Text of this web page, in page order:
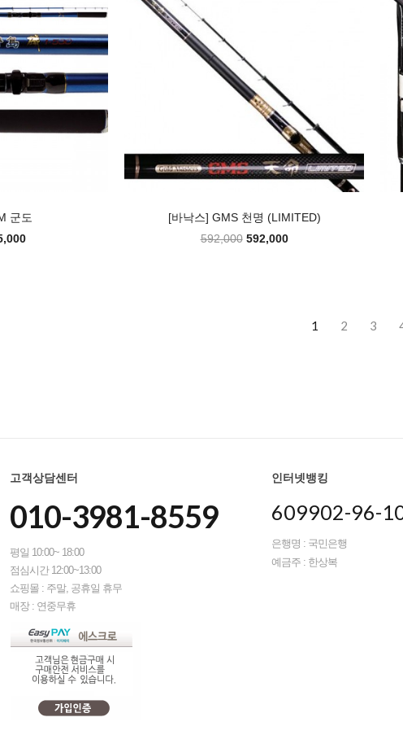
군도
[바낙스] GMS 천명 (LIMITED)
592,000 592,000
1 2 3
고객상담센터
010-3981-8559
평일 10:00~ 18:00
점심시간 12:00~13:00
쇼핑몰 : 주말, 공휴일 휴무
매장 : 연중무휴
인터넷뱅킹
609902-96-
은행명 : 국민은행
예금주 : 한상복